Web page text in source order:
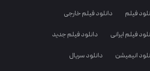
فیلم دانلود فیلم خارجی
فیلم ایرانی دانلود فیلم جدید
انیمیشن دانلود سریال